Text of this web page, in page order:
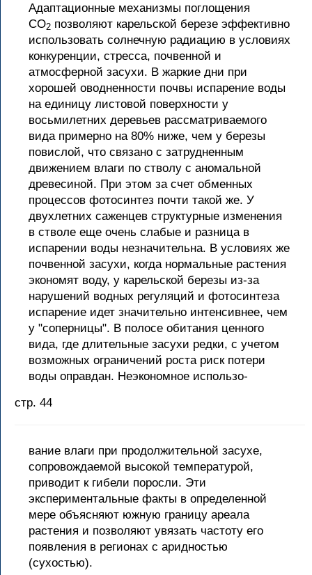
Адаптационные механизмы поглощения
CO2 позволяют карельской березе эффективно
использовать солнечную радиацию в условиях
конкуренции, стресса, почвенной и
атмосферной засухи. В жаркие дни при
хорошей оводненности почвы испарение воды
на единицу листовой поверхности у
восьмилетних деревьев рассматриваемого
вида примерно на 80% ниже, чем у березы
повислой, что связано с затрудненным
движением влаги по стволу с аномальной
древесиной. При этом за счет обменных
процессов фотосинтез почти такой же. У
двухлетних саженцев структурные изменения
в стволе еще очень слабые и разница в
испарении воды незначительна. В условиях же
почвенной засухи, когда нормальные растения
экономят воду, у карельской березы из-за
нарушений водных регуляций и фотосинтеза
испарение идет значительно интенсивнее, чем
у "соперницы". В полосе обитания ценного
вида, где длительные засухи редки, с учетом
возможных ограничений роста риск потери
воды оправдан. Неэкономное использо-
стр. 44
вание влаги при продолжительной засухе,
сопровождаемой высокой температурой,
приводит к гибели поросли. Эти
экспериментальные факты в определенной
мере объясняют южную границу ареала
растения и позволяют увязать частоту его
появления в регионах с аридностью
(сухостью).